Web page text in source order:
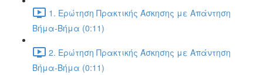
1. Ερώτηση Πρακτικής Άσκησης με Απάντηση
Βήμα-Βήμα (0:11)
2. Ερώτηση Πρακτικής Άσκησης με Απάντηση
Βήμα-Βήμα (0:11)